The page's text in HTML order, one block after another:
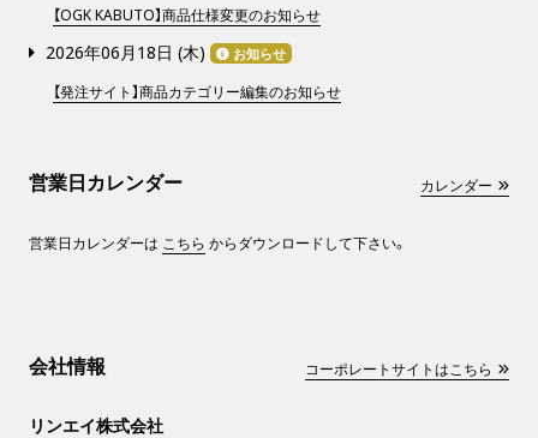
【OGK KABUTO】商品仕様変更のお知らせ
2026年06月18日 (木) お知らせ
【発注サイト】商品カテゴリー編集のお知らせ
営業日カレンダー カレンダー
営業日カレンダーは こちら からダウンロードして下さい。
会社情報 コーポレートサイトはこちら
リンエイ株式会社